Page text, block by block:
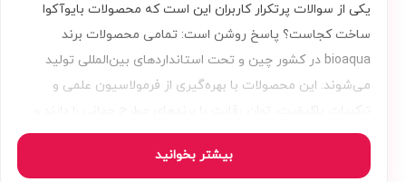
یکی از سوالات پرتکرار کاربران این است که محصولات بایوآکوا
ساخت کجاست؟ پاسخ روشن است: تمامی محصولات برند
bioaqua در کشور چین و تحت استانداردهای بین‌المللی تولید
می‌شوند. این محصولات با بهره‌گیری از فرمولاسیون علمی و
به‌راحتی در روتین مراقبت از پوست قابل استفاده هستند.
بیشتر بخوانید